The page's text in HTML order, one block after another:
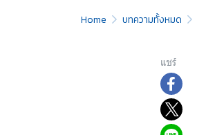
Home บทความทั้งหมด
แชร์